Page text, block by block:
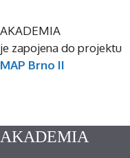
AKADEMIA
je zapojena do projektu
MAP Brno II
AKADEMIA